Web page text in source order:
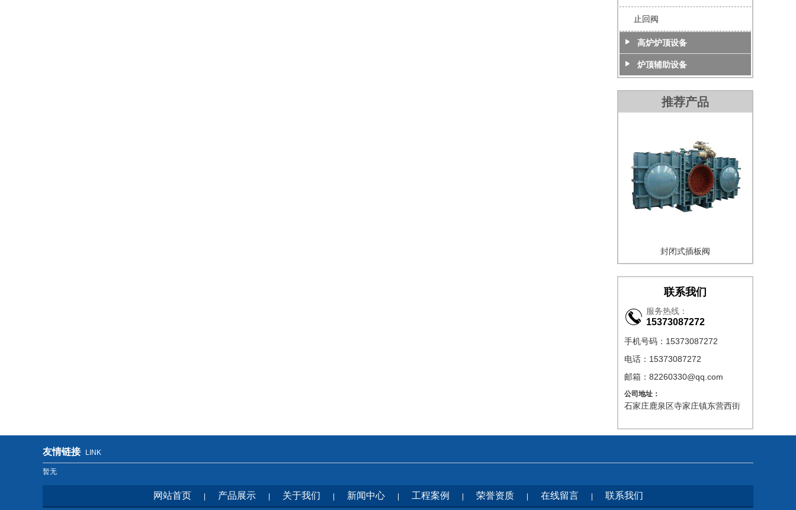
止回阀
高炉炉顶设备
炉顶辅助设备
推荐产品
封闭式插板阀
联系我们
服务热线：
15373087272
手机号码：15373087272
电话：15373087272
邮箱：82260330@qq.com
公司地址：
石家庄鹿泉区寺家庄镇东营西街
友情链接 LINK
暂无
网站首页 | 产品展示 | 关于我们 | 新闻中心 | 工程案例 | 荣誉资质 | 在线留言 | 联系我们